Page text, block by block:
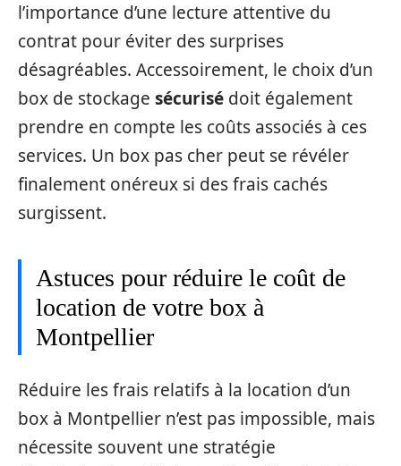
l’importance d’une lecture attentive du
contrat pour éviter des surprises
désagréables. Accessoirement, le choix d’un
box de stockage sécurisé doit également
prendre en compte les coûts associés à ces
services. Un box pas cher peut se révéler
finalement onéreux si des frais cachés
surgissent.
Astuces pour réduire le coût de
location de votre box à
Montpellier
Réduire les frais relatifs à la location d’un
box à Montpellier n’est pas impossible, mais
nécessite souvent une stratégie